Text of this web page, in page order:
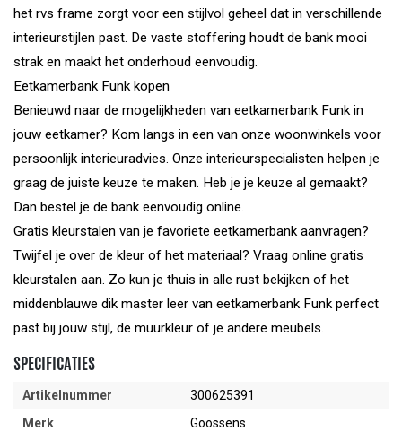
het rvs frame zorgt voor een stijlvol geheel dat in verschillende
interieurstijlen past. De vaste stoffering houdt de bank mooi
strak en maakt het onderhoud eenvoudig.
Eetkamerbank Funk kopen
Benieuwd naar de mogelijkheden van eetkamerbank Funk in
jouw eetkamer? Kom langs in een van onze woonwinkels voor
persoonlijk interieuradvies. Onze interieurspecialisten helpen je
graag de juiste keuze te maken. Heb je je keuze al gemaakt?
Dan bestel je de bank eenvoudig online.
Gratis kleurstalen van je favoriete eetkamerbank aanvragen?
Twijfel je over de kleur of het materiaal? Vraag online gratis
kleurstalen aan. Zo kun je thuis in alle rust bekijken of het
middenblauwe dik master leer van eetkamerbank Funk perfect
past bij jouw stijl, de muurkleur of je andere meubels.
SPECIFICATIES
Artikelnummer
300625391
Merk
Goossens